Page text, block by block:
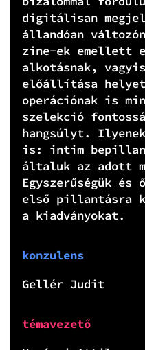
digitálisan
állandóan
zine-ek emellett
alkotásnak,
előállítása
operációnak is
szelekció
hangsúlyt.
is: intim
általuk az adott
Egyszerűségük
első pillantásra
a kiadványokat.
konzulens
Gellér Judit
témavezető